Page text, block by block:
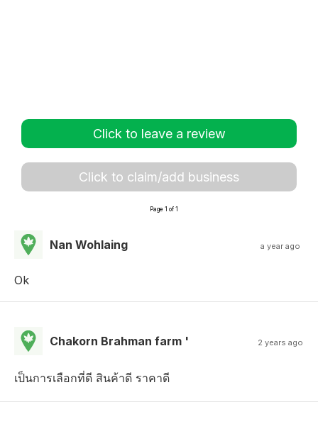
Click to leave a review
Click to claim/add business
Page 1 of 1
Nan Wohlaing a year ago
Ok
Chakorn Brahman farm ' 2 years ago
เป็นการเลือกที่ดี สินค้าดี ราคาดี